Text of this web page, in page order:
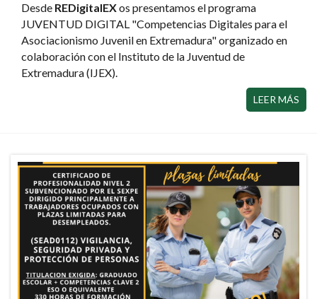
Desde REDigitalEXos presentamos el programa
JUVENTUD DIGITAL "Competencias Digitales para el
Asociacionismo Juvenil en Extremadura" organizado en
colaboración con el Instituto de la Juventud de
Extremadura (IJEX).
LEER MÁS